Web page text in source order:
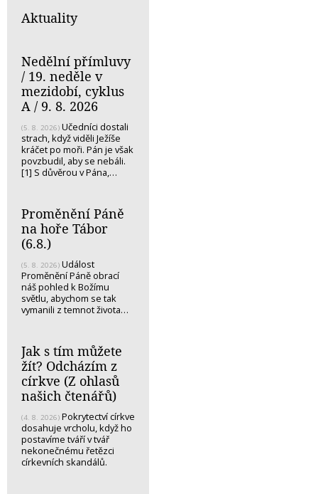
Aktuality
Nedělní přímluvy
/ 19. neděle v
mezidobí, cyklus
A / 9. 8. 2026
(5. 8. 2026) Učedníci dostali
strach, když viděli Ježíše
kráčet po moři. Pán je však
povzbudil, aby se nebáli.
[1] S důvěrou v Pána,…
Proměnění Páně
na hoře Tábor
(6.8.)
(5. 8. 2026) Událost
Proměnění Páně obrací
náš pohled k Božímu
světlu, abychom se tak
vymanili z temnot života…
Jak s tím můžete
žít? Odcházím z
církve (Z ohlasů
našich čtenářů)
(4. 8. 2026) Pokrytectví církve
dosahuje vrcholu, když ho
postavíme tváří v tvář
nekonečnému řetězci
církevních skandálů.